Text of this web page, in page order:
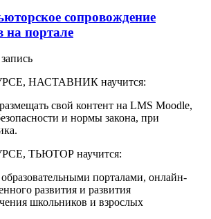
сопровождение
на портале
НАСТАВНИК научится:
свой контент на LMS Moodle,
и нормы закона, при
ТЬЮТОР научится:
порталами, онлайн-
развития и развития
школьников и взрослых